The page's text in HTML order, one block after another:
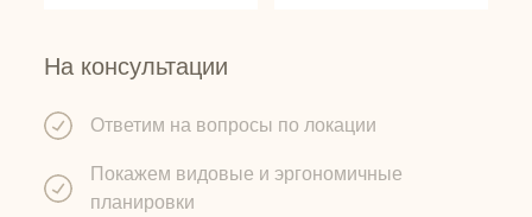
Покажем видовые и эргономичные
планировки
Ответим на вопросы по локации
На консультации